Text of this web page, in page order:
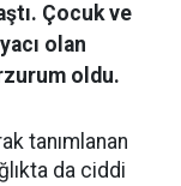
Çocuk ve
olan
oldu.
tanımlanan
da ciddi